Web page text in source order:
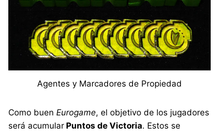
Agentes y Marcadores de Propiedad
Como buen Eurogame, el objetivo de los jugadores
será acumular Puntos de Victoria. Estos se